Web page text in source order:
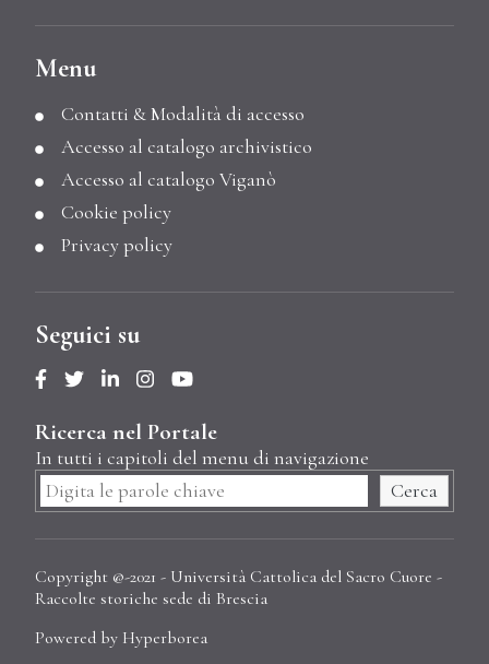
Menu
Contatti & Modalità di accesso
Accesso al catalogo archivistico
Accesso al catalogo Viganò
Cookie policy
Privacy policy
Seguici su
Ricerca nel Portale
In tutti i capitoli del menu di navigazione
Cerca
Copyright @-2021 - Università Cattolica del Sacro Cuore -
Raccolte storiche sede di Brescia
Powered by Hyperborea